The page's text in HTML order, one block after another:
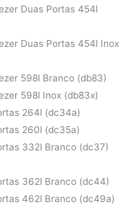
Duas Portas 454l
Duas Portas 454l Inox
598l Branco (db83)
598l Inox (db83x)
264l (dc34a)
260l (dc35a)
332l Branco (dc37)
362l Branco (dc44)
462l Branco (dc49a)